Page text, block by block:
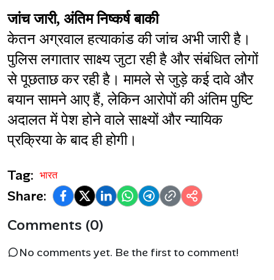
जांच जारी, अंतिम निष्कर्ष बाकी
केतन अग्रवाल हत्याकांड की जांच अभी जारी है।
पुलिस लगातार साक्ष्य जुटा रही है और संबंधित लोगों
से पूछताछ कर रही है। मामले से जुड़े कई दावे और
बयान सामने आए हैं, लेकिन आरोपों की अंतिम पुष्टि
अदालत में पेश होने वाले साक्ष्यों और न्यायिक
प्रक्रिया के बाद ही होगी।
Tag: भारत
Share:
Comments (0)
No comments yet. Be the first to comment!